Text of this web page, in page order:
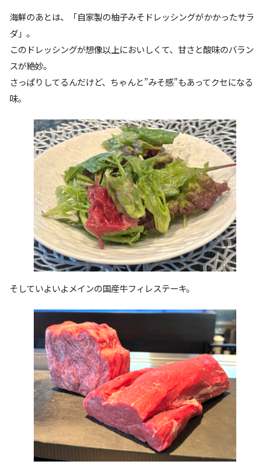
海鮮のあとは、「自家製の柚子みそドレッシングがかかったサラ
ダ」。
このドレッシングが想像以上においしくて、甘さと酸味のバラン
スが絶妙。
さっぱりしてるんだけど、ちゃんと”みそ感”もあってクセになる
味。
そしていよいよメインの国産牛フィレステーキ。